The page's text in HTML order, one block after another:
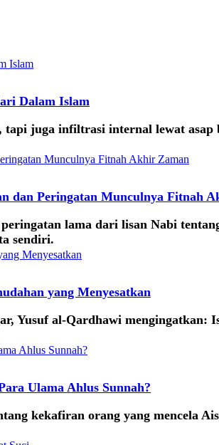
Dalam Islam
juga infiltrasi internal lewat
dan Peringatan Munculnya Fitnah
lama dari lisan Nabi
sendiri.
yang Menyesatkan
Yusuf al-Qardhawi mengingatkan:
Ulama Ahlus Sunnah?
kekafiran orang yang mencela